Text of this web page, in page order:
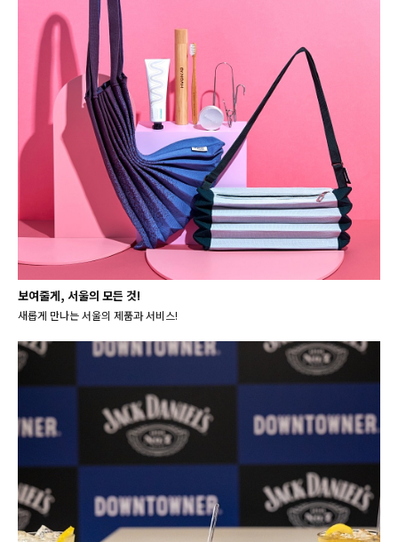
보여줄게, 서울의 모든 것!
새롭게 만나는 서울의 제품과 서비스!